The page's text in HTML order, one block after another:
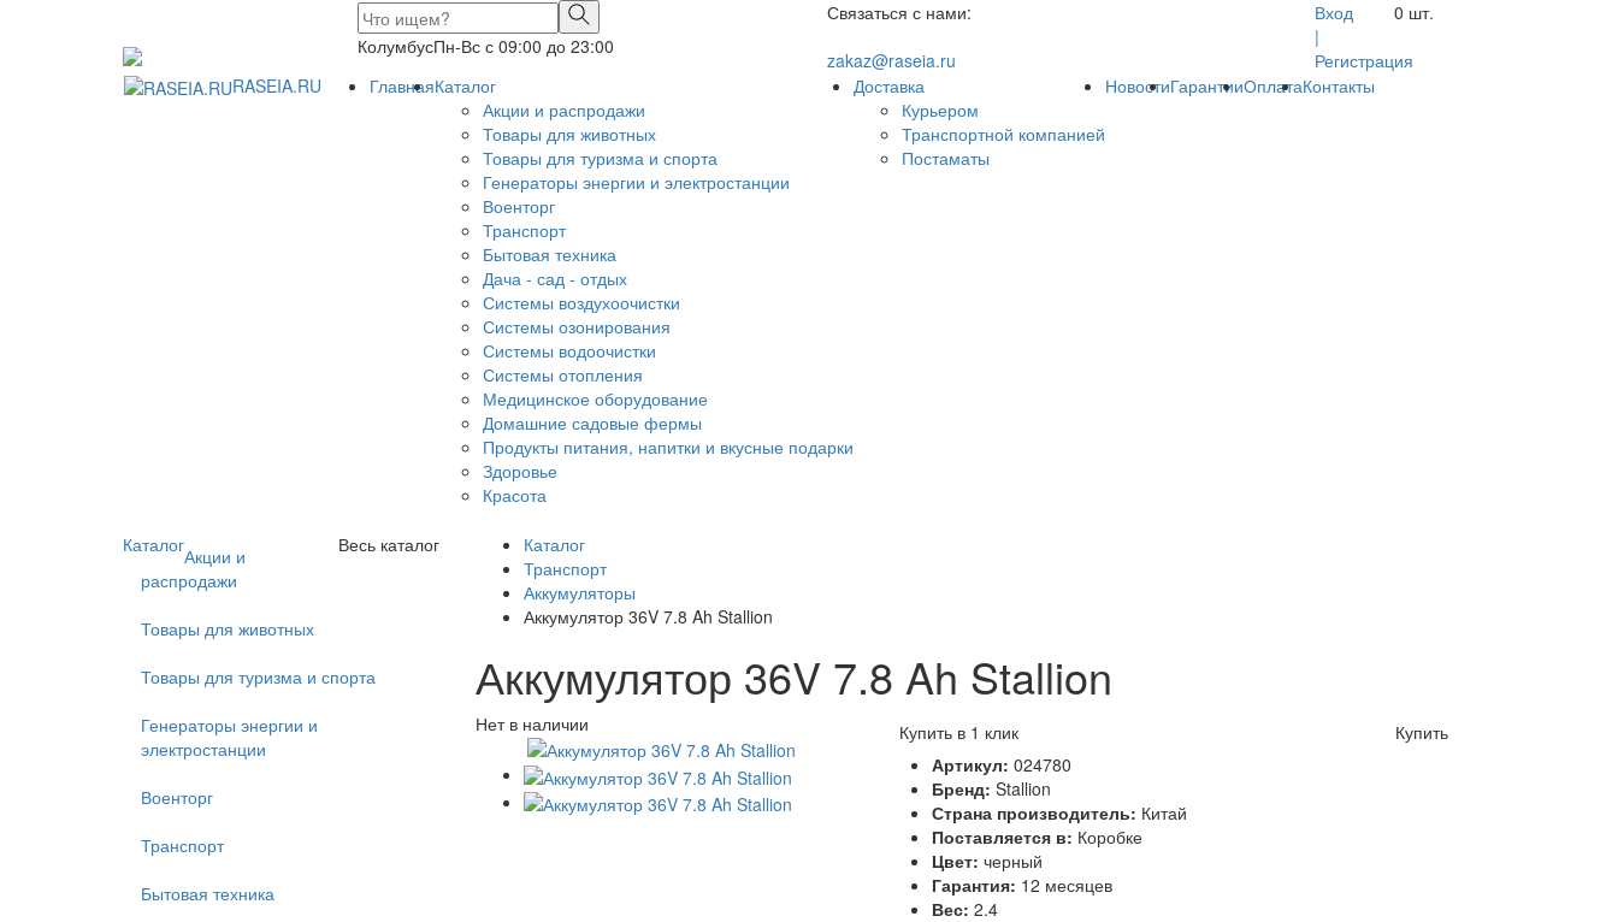
КолумбусПн-Вс с 09:00 до 23:00
Связаться с нами:
zakaz@raseia.ru
Вход
|
Регистрация
0 шт.
RASEIA.RU ГлавнаяКаталог
Акции и распродажи
Товары для животных
Товары для туризма и спорта
Генераторы энергии и электростанции
Военторг
Транспорт
Бытовая техника
Дача - сад - отдых
Системы воздухоочистки
Системы озонирования
Системы водоочистки
Системы отопления
Медицинское оборудование
Домашние садовые фермы
Продукты питания, напитки и вкусные подарки
Здоровье
Красота
Доставка
Курьером
Транспортной компанией
Постаматы
НовостиГарантииОплатаКонтакты
Каталог Весь каталог
Акции и
распродажи
Товары для животных
Товары для туризма и спорта
Генераторы энергии и
электростанции
Военторг
Транспорт
Бытовая техника
Каталог
Транспорт
Аккумуляторы
Аккумулятор 36V 7.8 Ah Stallion
Аккумулятор 36V 7.8 Ah Stallion
Нет в наличии Купить в 1 клик
Купить
Артикул: 024780
Бренд: Stallion
Страна производитель: Китай
Поставляется в: Коробке
Цвет: черный
Гарантия: 12 месяцев
Вес: 2.4